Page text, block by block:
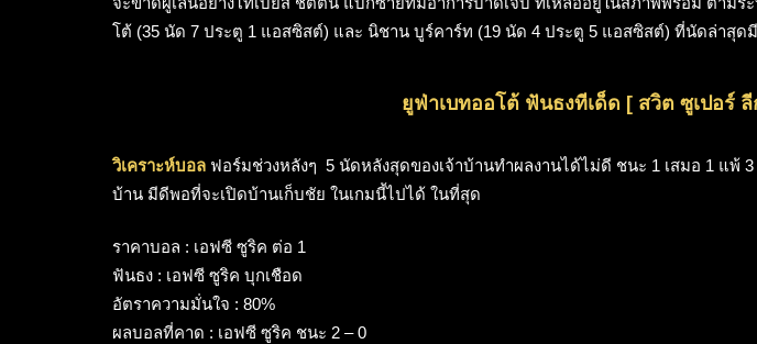
โต้ (35 นัด 7 ประตู 1 แอสซิสต์) และ นิชาน บูร์คาร์ท (19 นัด 4 ประตู 5 แอสซิสต์) ที่นัดล่าสุ
ยูฟ่าเบทออโต้ ฟันธงทีเด็ด [ สวิต ซูเปอร์
วิเคราะห์บอล ฟอร์มช่วงหลังๆ 5 นัดหลังสุดของเจ้าบ้านทำผลงานได้ไม่ดี ชนะ 1 เสมอ 1 แพ้ 3
บ้าน มีดีพอที่จะเปิดบ้านเก็บชัย ในเกมนี้ไปได้ ในที่สุด
ราคาบอล : เอฟซี ซูริค ต่อ 1
ฟันธง : เอฟซี ซูริค บุกเชือด
อัตราความมั่นใจ : 80%
ผลบอลที่คาด : เอฟซี ซูริค ชนะ 2 – 0